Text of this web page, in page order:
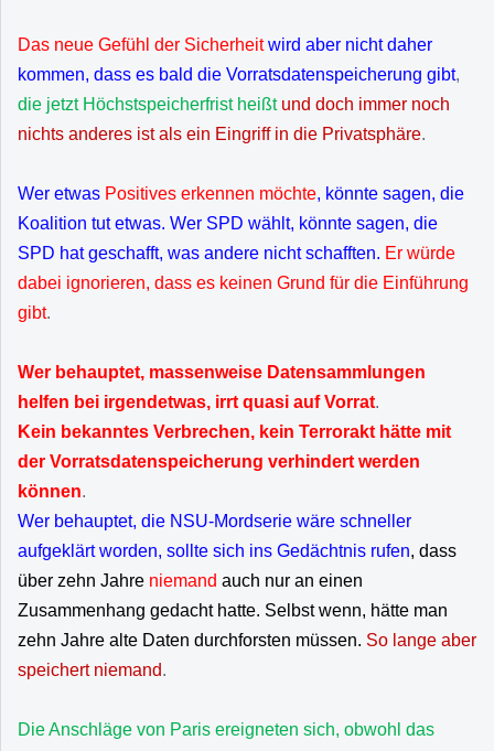
Das neue Gefühl der Sicherheit wird aber nicht daher
kommen, dass es bald die Vorratsdatenspeicherung gibt,
die jetzt Höchstspeicherfrist heißt und doch immer noch
nichts anderes ist als ein Eingriff in die Privatsphäre.
Wer etwas Positives erkennen möchte, könnte sagen, die
Koalition tut etwas. Wer SPD wählt, könnte sagen, die
SPD hat geschafft, was andere nicht schafften. Er würde
dabei ignorieren, dass es keinen Grund für die Einführung
gibt.
Wer behauptet, massenweise Datensammlungen
helfen bei irgendetwas, irrt quasi auf Vorrat.
Kein bekanntes Verbrechen, kein Terrorakt hätte mit
der Vorratsdatenspeicherung verhindert werden
können.
Wer behauptet, die NSU-Mordserie wäre schneller
aufgeklärt worden, sollte sich ins Gedächtnis rufen, dass
über zehn Jahre niemand auch nur an einen
Zusammenhang gedacht hatte. Selbst wenn, hätte man
zehn Jahre alte Daten durchforsten müssen. So lange aber
speichert niemand.
Die Anschläge von Paris ereigneten sich, obwohl das